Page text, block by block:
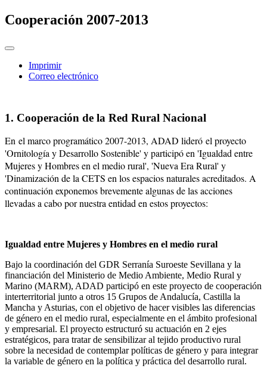
Cooperación 2007-2013
Imprimir
Correo electrónico
1. Cooperación de la Red Rural Nacional
En el marco programático 2007-2013, ADAD lideró el proyecto
'Ornitología y Desarrollo Sostenible' y participó en 'Igualdad entre
Mujeres y Hombres en el medio rural', 'Nueva Era Rural' y
'Dinamización de la CETS en los espacios naturales acreditados. A
continuación exponemos brevemente algunas de las acciones
llevadas a cabo por nuestra entidad en estos proyectos:
Igualdad entre Mujeres y Hombres en el medio rural
Bajo la coordinación del GDR Serranía Suroeste Sevillana y la
financiación del Ministerio de Medio Ambiente, Medio Rural y
Marino (MARM), ADAD participó en este proyecto de cooperación
interterritorial junto a otros 15 Grupos de Andalucía, Castilla la
Mancha y Asturias, con el objetivo de hacer visibles las diferencias
de género en el medio rural, especialmente en el ámbito profesional
y empresarial. El proyecto estructuró su actuación en 2 ejes
estratégicos, para tratar de sensibilizar al tejido productivo rural
sobre la necesidad de contemplar políticas de género y para integrar
la variable de género en la política y práctica del desarrollo rural.